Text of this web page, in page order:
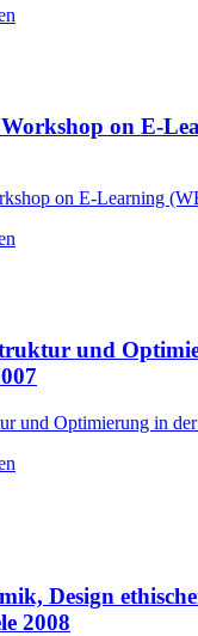
on E-
on E-Learning
und
und Optimierung in
Design
2008